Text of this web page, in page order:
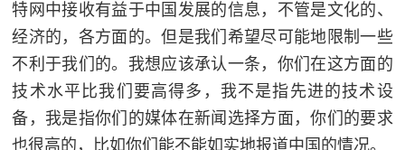
特网中接收有益于中国发展的信息，不管是文化的、
经济的，各方面的。但是我们希望尽可能地限制一些
不利于我们的。我想应该承认一条，你们在这方面的
技术水平比我们要高得多，我不是指先进的技术设
备，我是指你们的媒体在新闻选择方面，你们的要求
也很高的，比如你们能不能如实地报道中国的情况。